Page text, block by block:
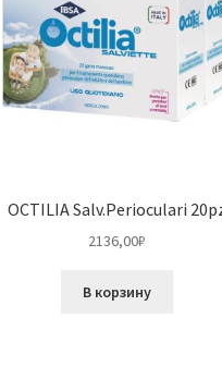
OCTILIA Salv.Perioculari
2136,00₽
В корзину